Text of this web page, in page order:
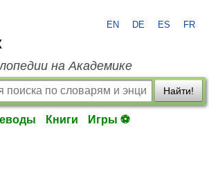
EN DE ES FR
на Академике
Найти!
Книги Игры ⚽